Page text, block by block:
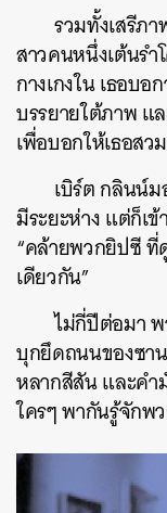
รวมทั้งเสรีภ
สาวคนหนึ่งเต้นรำ
กางเกงใน เธอบ
บรรยายใต้ภาพ แ
เพื่อบอกให้เธอสว
เบิร์ต กลินน์
มีระยะห่าง แต่ก็เ
“คล้ายพวกยิปซี ที่
เดียวกัน”
ไม่กี่ปีต่อมา
บุกยึดถนนของซา
หลากสีสัน และคำ
ใครๆ พากันรู้จักพว